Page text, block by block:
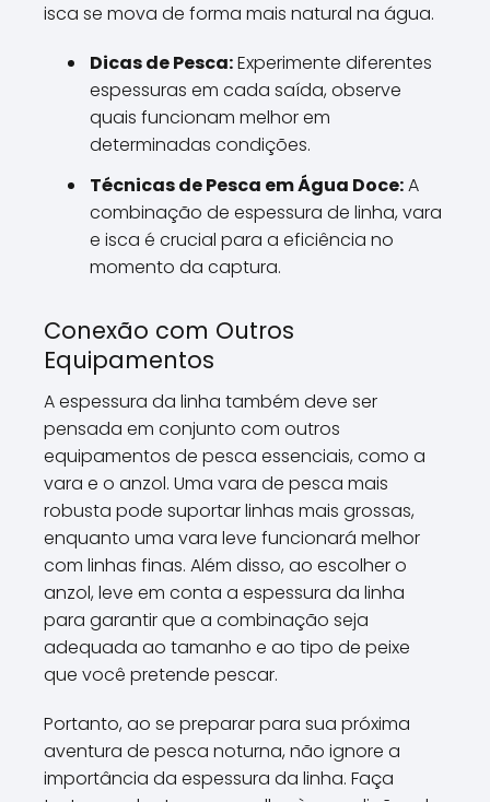
isca se mova de forma mais natural na água.
Dicas de Pesca:Experimente diferentes
espessuras em cada saída, observe
quais funcionam melhor em
determinadas condições.
Técnicas de Pesca em Água Doce:A
combinação de espessura de linha, vara
e isca é crucial para a eficiência no
momento da captura.
Conexão com Outros
Equipamentos
A espessura da linha também deve ser
pensada em conjunto com outros
equipamentos de pesca essenciais, como a
vara e o anzol. Uma vara de pesca mais
robusta pode suportar linhas mais grossas,
enquanto uma vara leve funcionará melhor
com linhas finas. Além disso, ao escolher o
anzol, leve em conta a espessura da linha
para garantir que a combinação seja
adequada ao tamanho e ao tipo de peixe
que você pretende pescar.
Portanto, ao se preparar para sua próxima
aventura de pesca noturna, não ignore a
importância da espessura da linha. Faça